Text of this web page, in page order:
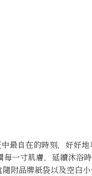
最自在的時刻，好好
每一寸肌膚，延續沐浴
附品牌紙袋以及空白